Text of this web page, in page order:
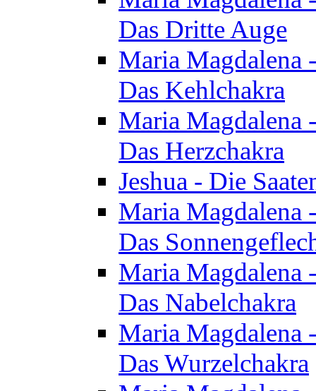
Das Dritte Auge
Maria Magdalena
Das Kehlchakra
Maria Magdalena
Das Herzchakra
Jeshua - Die
Maria Magdalena
Das
Maria Magdalena
Das Nabelchakra
Maria Magdalena
Das Wurzelchakra